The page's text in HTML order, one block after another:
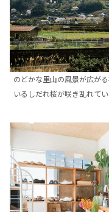
のどかな里山の風景が広が
いるしだれ桜が咲き乱れてい